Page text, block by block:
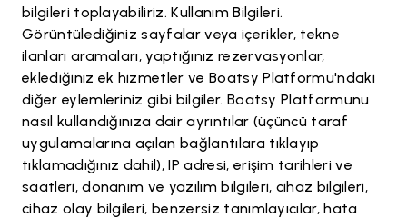
bilgileri toplayabiliriz. Kullanım Bilgileri.
Görüntülediğiniz sayfalar veya içerikler, tekne
ilanları aramaları, yaptığınız rezervasyonlar,
eklediğiniz ek hizmetler ve Boatsy Platformu'ndaki
diğer eylemleriniz gibi bilgiler. Boatsy Platformunu
nasıl kullandığınıza dair ayrıntılar (üçüncü taraf
uygulamalarına açılan bağlantılara tıklayıp
tıklamadığınız dahil), IP adresi, erişim tarihleri ve
saatleri, donanım ve yazılım bilgileri, cihaz bilgileri,
cihaz olay bilgileri, benzersiz tanımlayıcılar, hata